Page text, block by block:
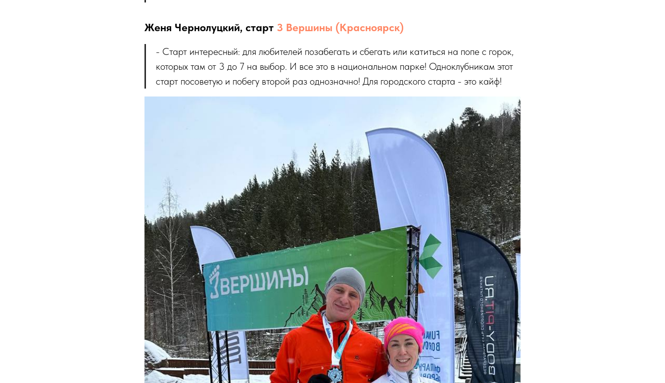
Женя Чернолуцкий, старт 3 Вершины (Красноярск)
- Старт интересный: для любителей позабегать и сбегать или катиться на попе с горок,
которых там от 3 до 7 на выбор. И все это в национальном парке! Одноклубникам этот
старт посоветую и побегу второй раз однозначно! Для городского старта - это кайф!